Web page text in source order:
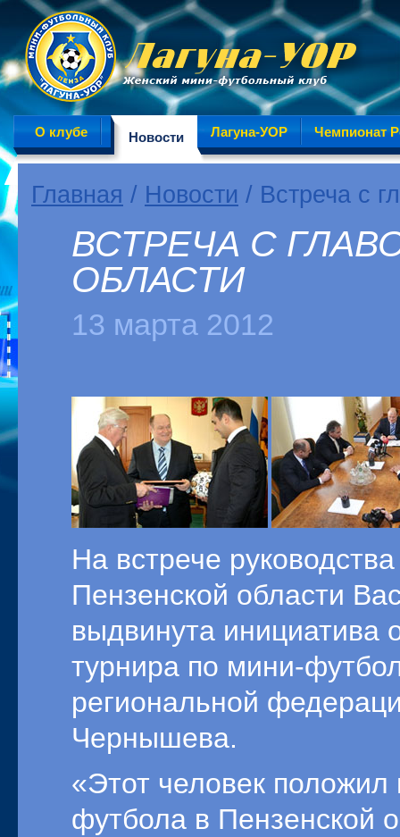
О клубе Новости Лагуна-УОР Чемпионат
Главная / Новости / Встреча с
ВСТРЕЧА С
ОБЛАСТИ
13 марта 2012
На встрече
Пензенской области
выдвинута инициатива
турнира по мини-
региональной
Чернышева.
«Этот человек
футбола в Пензенской